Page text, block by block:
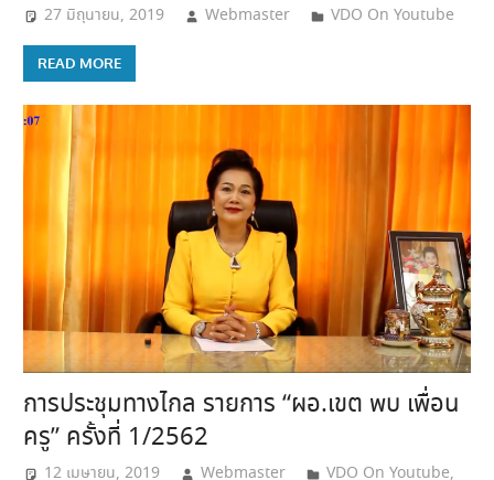
27 มิถุนายน, 2019 Webmaster VDO On Youtube
READ MORE
การประชุมทางไกล รายการ “ผอ.เขต พบ เพื่อน
ครู” ครั้งที่ 1/2562
12 เมษายน, 2019 Webmaster VDO On Youtube,